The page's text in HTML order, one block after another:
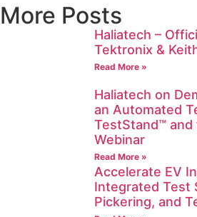
More Posts
Haliatech –
Tektronix &
Read More »
Haliatech on
an Automated
TestStand™ and
Webinar
Read More »
Accelerate EV
Integrated Test
Pickering, and